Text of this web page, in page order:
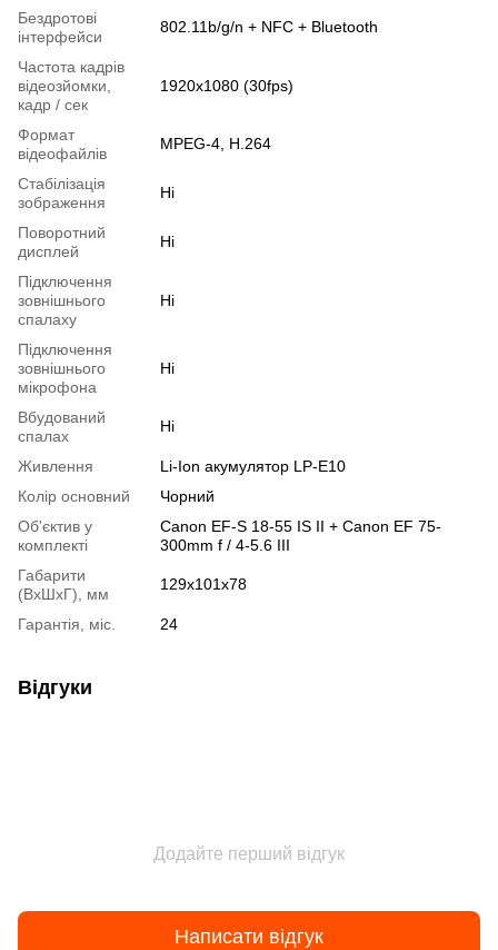
Бездротові
інтерфейси
802.11b/g/n + NFC + Bluetooth
Частота кадрів
відеозйомки,
кадр / сек
1920x1080 (30fps)
Формат
відеофайлів
MPEG-4, H.264
Cтабілізація
зображення
Ні
Поворотний
дисплей
Ні
Підключення
зовнішнього
спалаху
Ні
Підключення
зовнішнього
мікрофона
Ні
Вбудований
спалах
Ні
Живлення
Li-Ion акумулятор LP-E10
Колір основний
Чорний
Об'єктив у
комплекті
Canon EF-S 18-55 IS II + Canon EF 75-
300mm f / 4-5.6 III
Габарити
(ВхШхГ), мм
129x101x78
Гарантія, міс. 24
Відгуки
Додайте перший відгук
Написати відгук